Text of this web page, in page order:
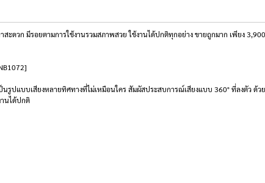
ดวก มีรอยตามการใช้งานรวมสภาพสวย ใช้งานได้ปกติทุกอย่าง ขายถูกมาก เพียง
รูปแบบเสียงหลายทิศทางที่ไม่เหมือนใคร สัมผัสประสบการณ์เสียงแบบ 360° ที่ลงตัว ด้วย
านได้ปกติ